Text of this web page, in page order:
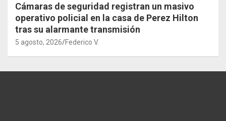
Cámaras de seguridad registran un masivo
operativo policial en la casa de Perez Hilton
tras su alarmante transmisión
5 agosto, 2026 Federico V.